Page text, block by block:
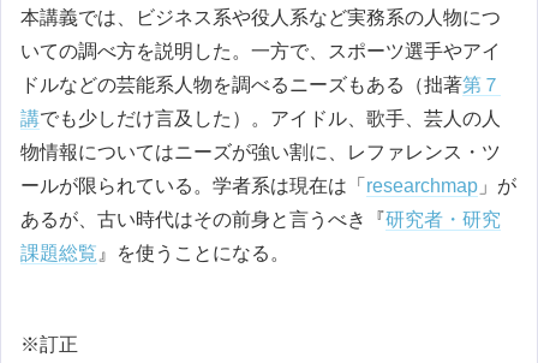
本講義では、ビジネス系や役人系など実務系の人物につ
いての調べ方を説明した。一方で、スポーツ選手やアイ
ドルなどの芸能系人物を調べるニーズもある（拙著第７
講でも少しだけ言及した）。アイドル、歌手、芸人の人
物情報についてはニーズが強い割に、レファレンス・ツ
ールが限られている。学者系は現在は「 researchmap 」が
あるが、古い時代はその前身と言うべき『研究者・研究
課題総覧』を使うことになる。
※訂正